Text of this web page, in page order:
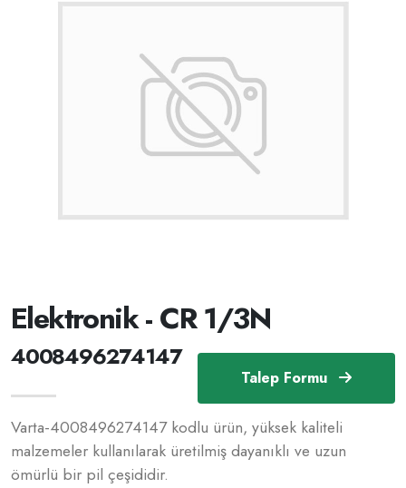
Talep Formu
Elektronik - CR 1/3N
4008496274147
Varta-4008496274147 kodlu ürün, yüksek kaliteli
malzemeler kullanılarak üretilmiş dayanıklı ve uzun
ömürlü bir pil çeşididir.